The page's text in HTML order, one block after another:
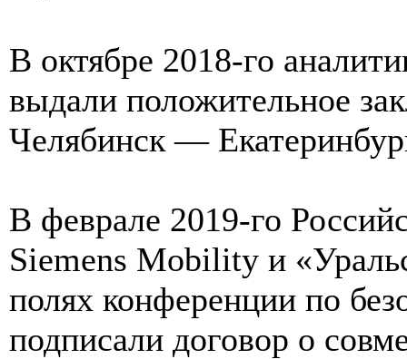
В октябре 2018-го
выдали положительное
Челябинск —
В феврале 2019-го
Siemens Mobility и
полях конференции по
подписали договор о